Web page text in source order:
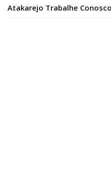
Atakarejo Trabalhe